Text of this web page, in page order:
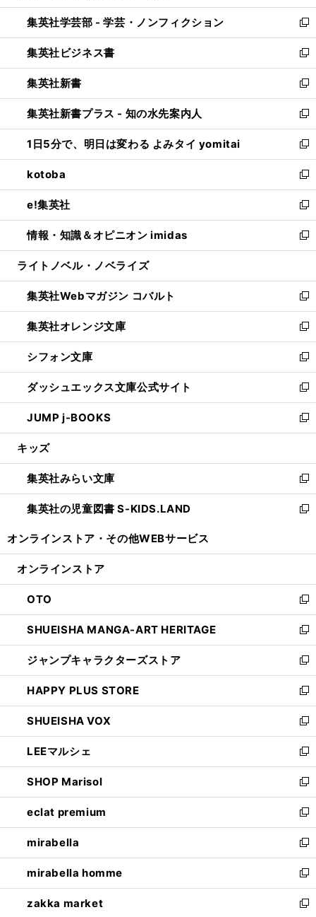
開
く
ウ
で
開
く
ン
ド
ウ
で
開
く
ウ
ィ
ン
ド
ウ
で
開
く
集英社学芸部 - 学芸・ノンフィクション
新
し
い
ウ
ィ
ン
ド
ウ
で
開
く
集英社ビジネス書
新
し
い
ウ
ィ
ン
ド
ウ
で
開
く
集英社新書
新
し
い
ウ
ィ
ン
ド
ウ
で
開
く
集英社新書プラス - 知の水先案内人
新
し
い
ウ
ィ
ン
ド
ウ
で
開
1日5分で、明日は変わる よみタイ yomitai
新
し
い
ウ
ィ
ン
ド
ウ
開
く
kotoba
新
し
い
ウ
ィ
ン
ウ
で
開
く
e!集英社
新
し
い
ウ
ン
ド
ウ
で
開
く
情報・知識＆オピニオン imidas
新
し
ウ
ィ
ン
ド
ウ
で
開
く
ライトノベル・ノベライズ
集英社Webマガジン コバルト
新
し
い
ウ
ィ
ン
ド
ウ
で
開
集英社オレンジ文庫
新
し
い
ウ
ィ
ン
ド
ウ
開
く
シフォン文庫
新
し
い
ウ
ィ
ン
ウ
で
開
く
ダッシュエックス文庫公式サイト
新
し
い
ウ
ン
ド
ウ
で
JUMP j-BOOKS
新
し
ウ
ィ
ン
ド
開
キッズ
集英社みらい文庫
新
し
い
ン
ウ
で
開
く
集英社の児童図書 S-KIDS.LAND
新
ウ
ン
ド
ウ
で
開
く
オンラインストア・ その他WEBサービス
オンラインストア
OTO
新
し
い
ウ
ィ
ン
ド
ウ
で
開
く
SHUEISHA MANGA-ART HERITAGE
新
し
い
ウ
ィ
ン
ド
ウ
で
開
く
ジャンプキャラクターズストア
新
し
い
ウ
ィ
ン
ド
ウ
で
開
く
HAPPY PLUS STORE
新
し
い
ウ
ィ
ン
ド
ウ
で
開
く
SHUEISHA VOX
新
し
い
ウ
ィ
ン
ド
ウ
で
開
く
LEEマルシェ
新
し
い
ウ
ィ
ン
ド
ウ
で
開
く
SHOP Marisol
新
し
い
ウ
ィ
ン
ド
ウ
で
eclat premium
新
し
い
ウ
ィ
ン
ド
mirabella
新
し
い
ウ
ィ
mirabella homme
新
し
い
zakka market
新